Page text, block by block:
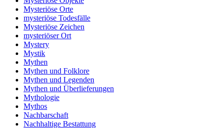
Mysteriöse Orte
mysteriöse Todesfälle
Mysteriöse Zeichen
mysteriöser Ort
Mystery
Mystik
Mythen
Mythen und Folklore
Mythen und Legenden
Mythen und Überlieferungen
Mythologie
Mythos
Nachbarschaft
Nachhaltige Bestattung